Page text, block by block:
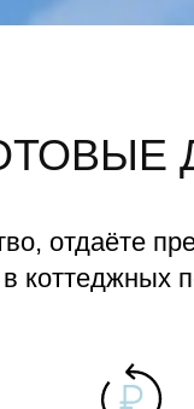
отдаёте
коттеджных